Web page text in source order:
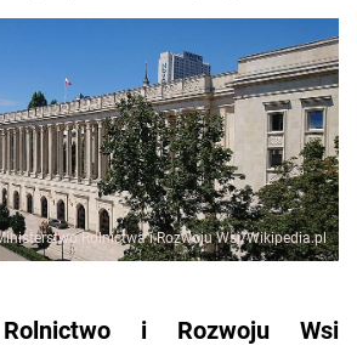
Rolnictwa i Rozwoju Wsi/Wikipedia.pl
Rolnictwo i Rozwoju Wsi